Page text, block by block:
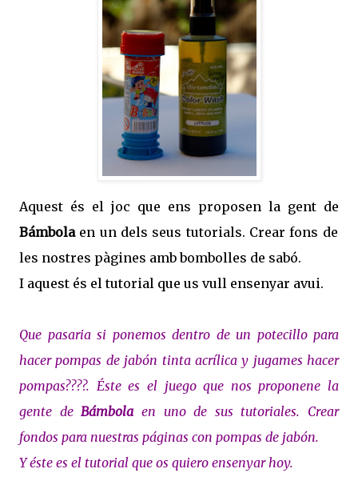
Aquest és el joc que ens proposen la gent de
Bámbolaen un dels seus tutorials. Crear fons de
les nostres pàgines amb bombolles de sabó.
I aquest és el tutorial que us vull ensenyar avui.
Que pasaria si ponemos dentro de un potecillo para
hacer pompas de jabón tinta acrílica y jugames hacer
pompas????. Éste es el juego que nos proponene la
gente deBámbola en uno de sus tutoriales. Crear
fondos para nuestras páginas con pompas de jabón.
Y éste es el tutorial que os quiero ensenyar hoy.